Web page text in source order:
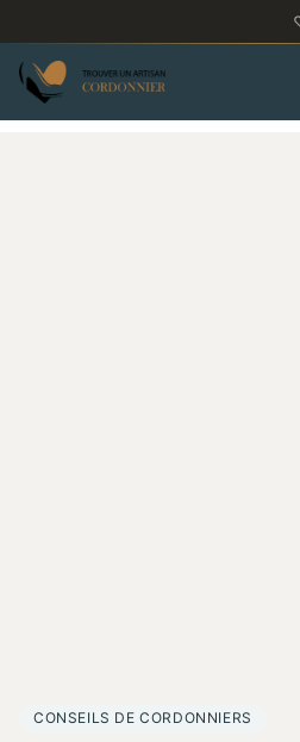
CONSEILS DE CORDONNIERS